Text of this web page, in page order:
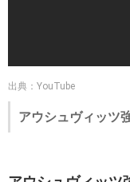
出典：YouTube
アウシュヴィッツ